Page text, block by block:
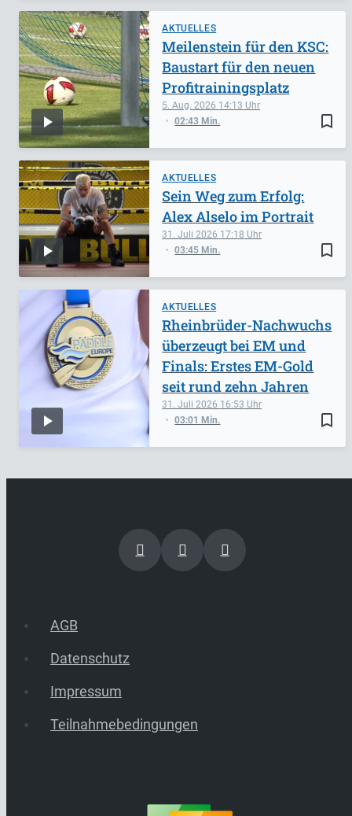
AKTUELLES
bookmark_border
5. Aug. 2026 14:13
02:43 Min.
Meilenstein für den KSC:
Baustart für den neuen
Profitrainingsplatz
AKTUELLES
bookmark_border
31. Juli 2026 17:18
03:45 Min.
Sein Weg zum Erfolg:
Alex Alselo im Portrait
AKTUELLES
bookmark_border
31. Juli 2026 16:53
03:01 Min.
Rheinbrüder-Nachwuchs
überzeugt bei EM und
Finals: Erstes EM-Gold
seit rund zehn Jahren
AGB
Datenschutz
Impressum
Teilnahmebedingungen